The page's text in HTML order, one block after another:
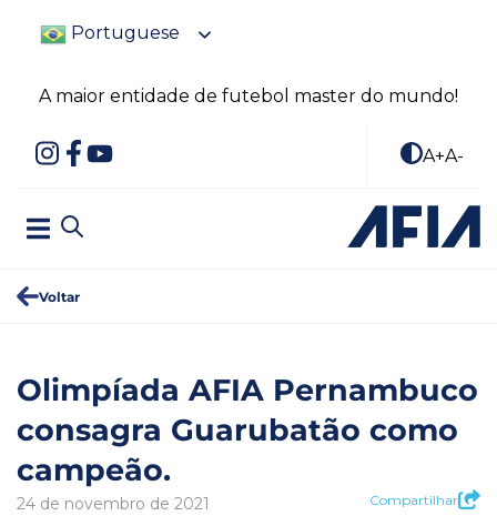
Portuguese
A maior entidade de futebol master do mundo!
A+A-
Voltar
Olimpíada AFIA Pernambuco
consagra Guarubatão como
campeão.
24 de novembro de 2021 Compartilhar